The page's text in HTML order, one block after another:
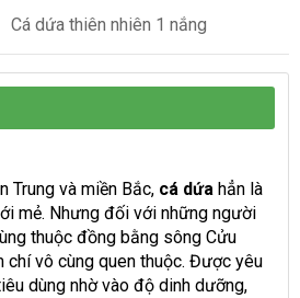
Cá dứa thiên nhiên 1 nắng
Trung và miền Bắc, cá dứa hẳn là
mẻ. Nhưng đối với những người
thuộc đồng bằng sông Cửu
chí vô cùng quen thuộc. Được yêu
dùng nhờ vào độ dinh dưỡng,